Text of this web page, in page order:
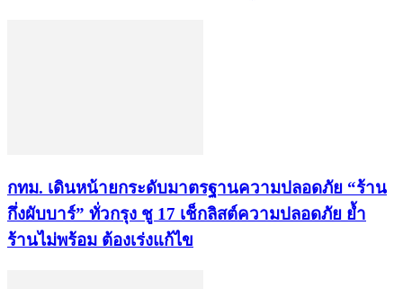
กทม. เดินหน้ายกระดับมาตรฐานความปลอดภัย “ร้าน
กึ่งผับบาร์” ทั่วกรุง ชู 17 เช็กลิสต์ความปลอดภัย ย้ำ
ร้านไม่พร้อม ต้องเร่งแก้ไข